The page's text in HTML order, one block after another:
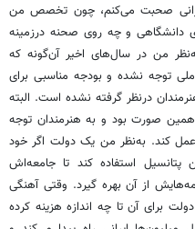
صحبت می‌کنم، چون تخصص من
و چه روی صحنه درزمینه
من در سال‌های اخیر آن‌گونه که
توجه نشده و بودجه مناسبی برای
درنظر گرفته نشده است. البته
صورت بود و به هنرمندان توجه
عمل کند. به‌نظر من یک دولت اگر خود
پتانسیل استفاده کند تا جامعه‌اش
از آن بهره گیرد. وقتی آهنگی
برای آن تا چه اندازه هزینه کرده